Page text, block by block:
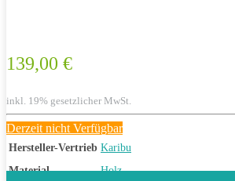
139,00 €
inkl. 19% gesetzlicher MwSt.
Derzeit nicht Verfügbar
Hersteller-Vertrieb Karibu
Material
Holz